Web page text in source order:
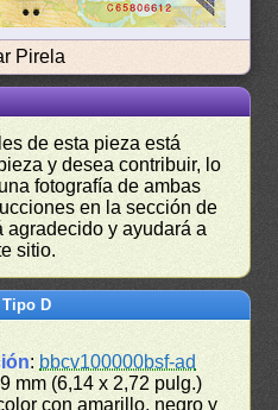
Pirela
de esta pieza está
y desea contribuir, lo
fotografía de ambas
en la sección de
agradecido y ayudará a
sitio.
D
: bbcv100000bsf-ad
mm (6,14 x 2,72 pulg.)
con amarillo, negro y